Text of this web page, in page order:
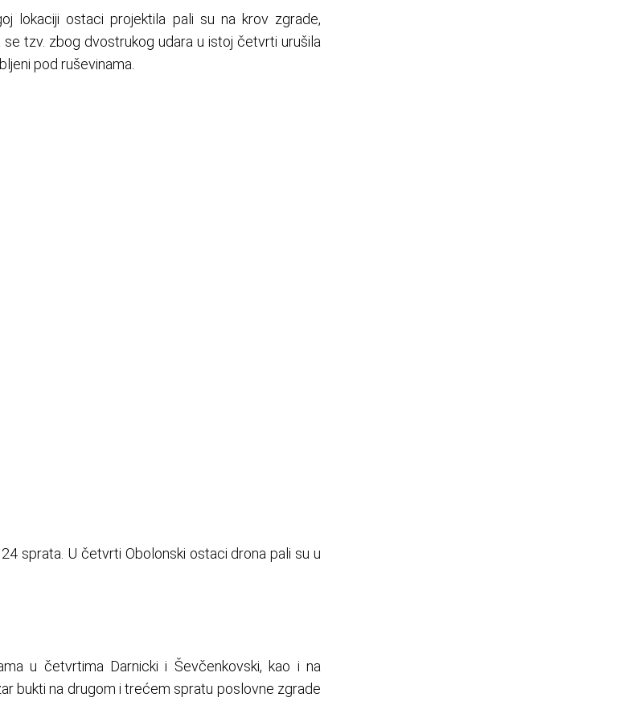
lokaciji ostaci projektila pali su na krov zgrade,
tzv. zbog dvostrukog udara u istoj četvrti urušila
pod ruševinama.
sprata. U četvrti Obolonski ostaci drona pali su u
u četvrtima Darnicki i Ševčenkovski, kao i na
bukti na drugom i trećem spratu poslovne zgrade